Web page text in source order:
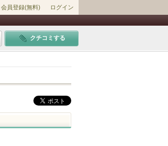
会員登録(無料) ログイン
クチコミする